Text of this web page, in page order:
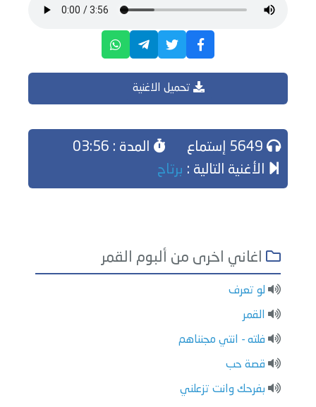
تحميل الاغنية
المدة : 03:56
الأغنية التالية : برتاح
اغاني اخرى من ألبوم القمر
لو تعرف
القمر
فلته - انتي مجنناهم
قصة حب
بفرحك وانت تزعلني